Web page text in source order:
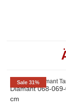
Sale 31%
Diamant 068-
cm